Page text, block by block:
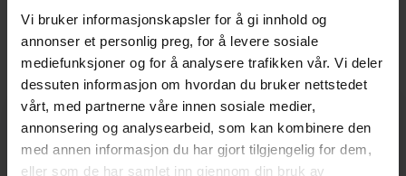
Vi bruker informasjonskapsler for å gi innhold og
annonser et personlig preg, for å levere sosiale
mediefunksjoner og for å analysere trafikken vår. Vi deler
dessuten informasjon om hvordan du bruker nettstedet
vårt, med partnerne våre innen sosiale medier,
annonsering og analysearbeid, som kan kombinere den
med annen informasjon du har gjort tilgjengelig for dem,
eller som de har samlet inn gjennom din bruk av
annet?
Bruksanvisninger
Finn din GRAM-bruksanvisning her